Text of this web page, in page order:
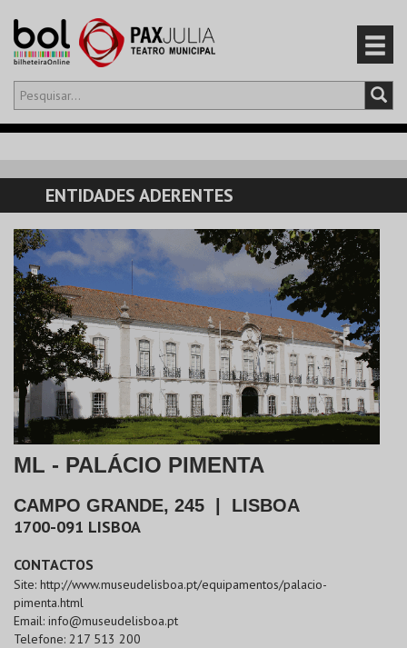
Olá,iniciar sessão
CARRINHO
EVENTOS
CARTÕES
PRODUTOS
ENTIDADES ADERENTES
ML - PALÁCIO PIMENTA
CAMPO GRANDE, 245 | LISBOA
1700-091 LISBOA
CONTACTOS
Site: http://www.museudelisboa.pt/equipamentos/palacio-
pimenta.html
Email: info@museudelisboa.pt
Telefone: 217 513 200